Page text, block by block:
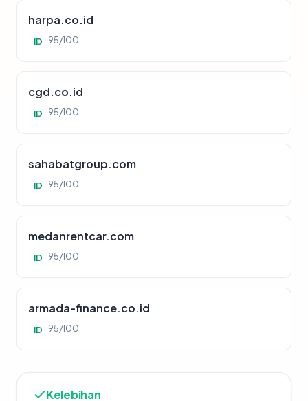
harpa.co.id
ID 95/100
cgd.co.id
ID 95/100
sahabatgroup.com
ID 95/100
medanrentcar.com
ID 95/100
armada-finance.co.id
ID 95/100
Kelebihan